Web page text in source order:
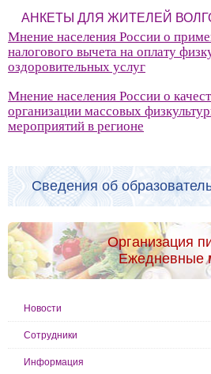
АНКЕТЫ ДЛЯ ЖИТЕЛЕЙ
Мнение населения России о
налогового вычета на оплату
оздоровительных услуг
Мнение населения России о
организации массовых
мероприятий в регионе
Сведения об
Организация
Ежедневные
Новости
Сотрудники
Информация